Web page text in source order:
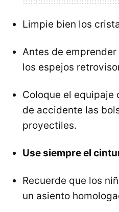
Limpie bien los
Antes de
los espejos
Coloque el equipaje
de accidente las
proyectiles.
Use siempre el
Recuerde que los
un asiento